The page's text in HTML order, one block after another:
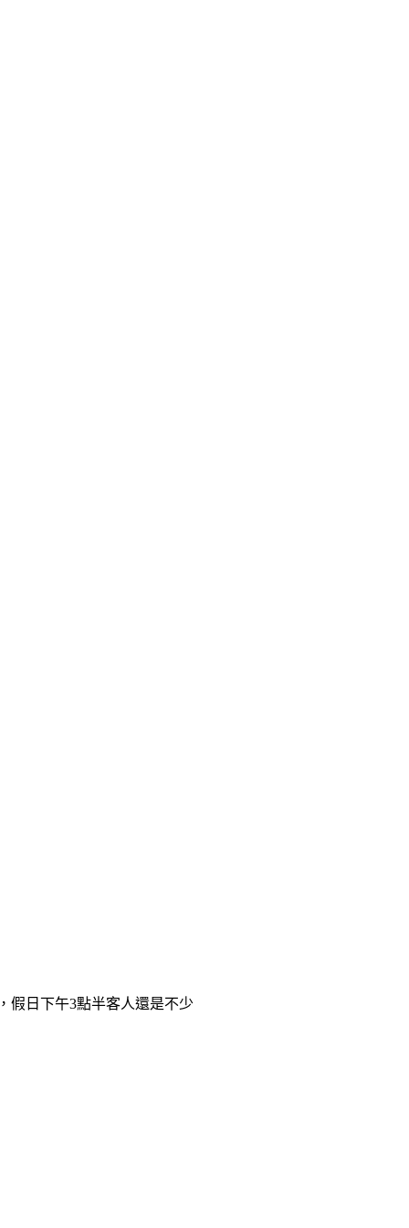
假日下午3點半客人還是不少